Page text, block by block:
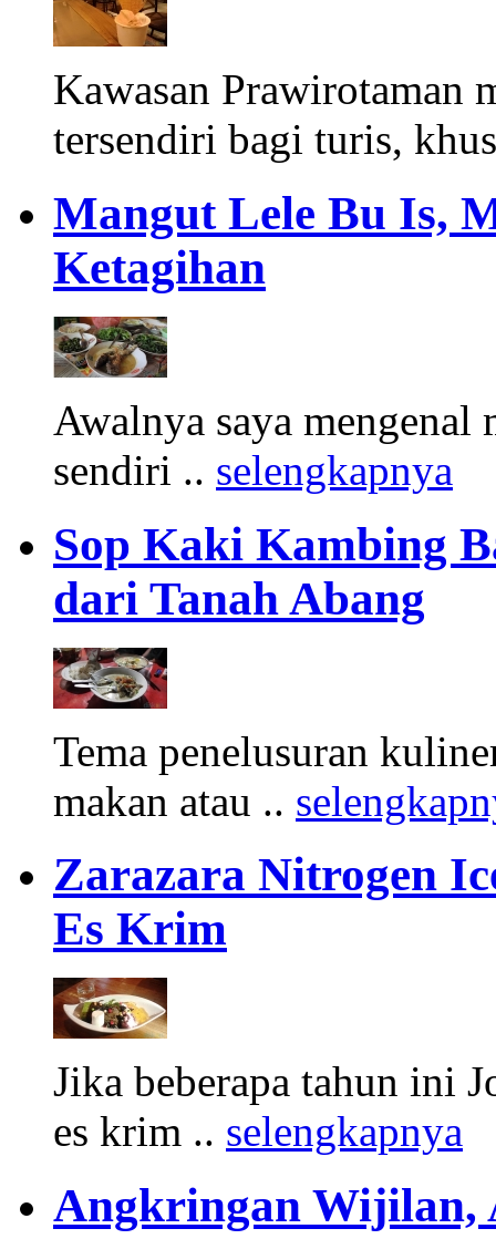
Kawasan Prawirotaman
tersendiri bagi turis,
Mangut Lele Bu Is,
Ketagihan
Awalnya saya mengenal
sendiri .. selengkapnya
Sop Kaki Kambing
dari Tanah Abang
Tema penelusuran
makan atau ..
Zarazara Nitrogen
Es Krim
Jika beberapa tahun ini
es krim .. selengkapnya
Angkringan Wijilan,